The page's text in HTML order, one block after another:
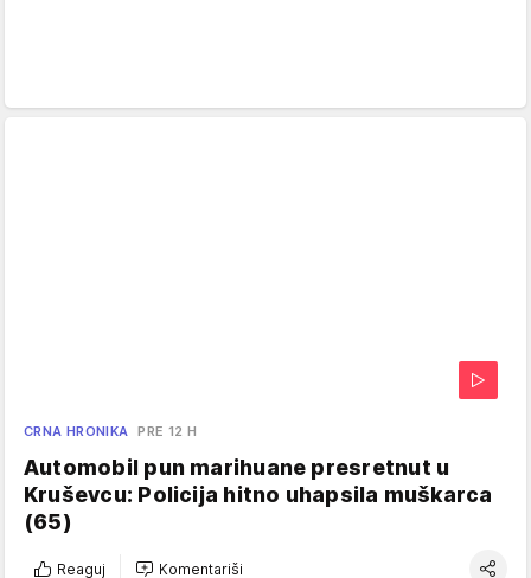
CRNA HRONIKA PRE 12 H
Automobil pun marihuane presretnut u
Kruševcu: Policija hitno uhapsila muškarca
(65)
Reaguj Komentariši